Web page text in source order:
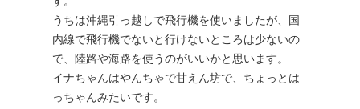
うちは沖縄引っ越しで飛行機を使いましたが、国
内線で飛行機でないと行けないところは少ないの
で、陸路や海路を使うのがいいかと思います。
イナちゃんはやんちゃで甘えん坊で、ちょっとは
っちゃんみたいです。